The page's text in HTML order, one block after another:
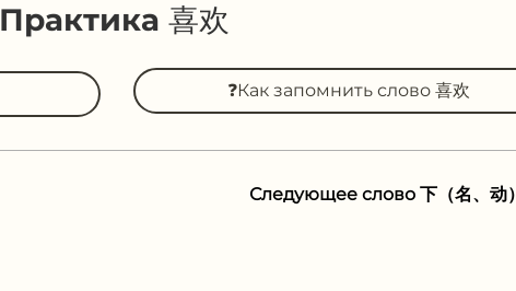
Практика 喜欢
❓Как запомнить слово 喜欢
Следующее слово 下（名、动）